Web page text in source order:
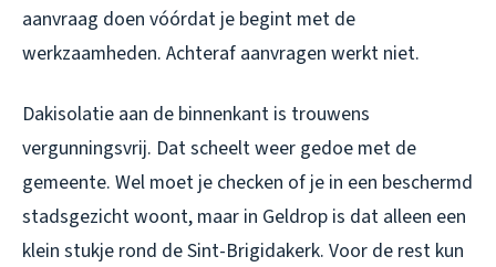
aanvraag doen vóórdat je begint met de
werkzaamheden. Achteraf aanvragen werkt niet.
Dakisolatie aan de binnenkant is trouwens
vergunningsvrij. Dat scheelt weer gedoe met de
gemeente. Wel moet je checken of je in een beschermd
stadsgezicht woont, maar in Geldrop is dat alleen een
klein stukje rond de Sint-Brigidakerk. Voor de rest kun